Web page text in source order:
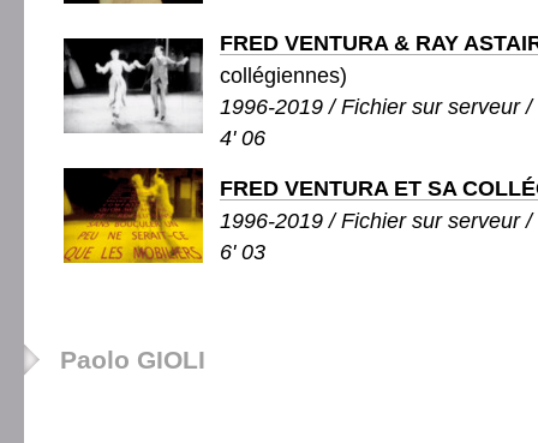
FRED VENTURA & RAY
collégiennes)
1996-2019 / Fichier sur serveur
4' 06
FRED VENTURA ET SA
1996-2019 / Fichier sur serveur
6' 03
Paolo GIOLI